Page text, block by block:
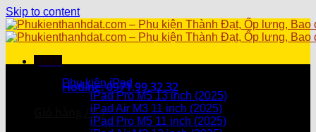
Skip to content
Hotline: 0971.99.32.32
Giỏ hàng /0₫
Danh mục sản phẩm
Phụ kiện iPad
iPad Pro M5 13 inch (2025)
iPad Air M3 11 inch (2025)
iPad Pro M5 11 inch (2025)